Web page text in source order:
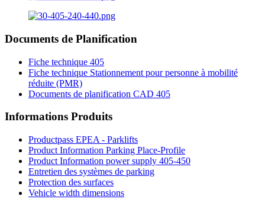
Documents de Planification
Fiche technique 405
Fiche technique Stationnement pour personne à mobilité
réduite (PMR)
Documents de planification CAD 405
Informations Produits
Productpass EPEA - Parklifts
Product Information Parking Place-Profile
Product Information power supply 405-450
Entretien des systèmes de parking
Protection des surfaces
Vehicle width dimensions